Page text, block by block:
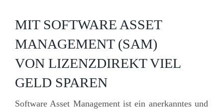
MIT SOFTWARE ASSET
MANAGEMENT (SAM)
VON LIZENZDIREKT VIEL
GELD SPAREN
Software Asset Management ist ein anerkanntes und